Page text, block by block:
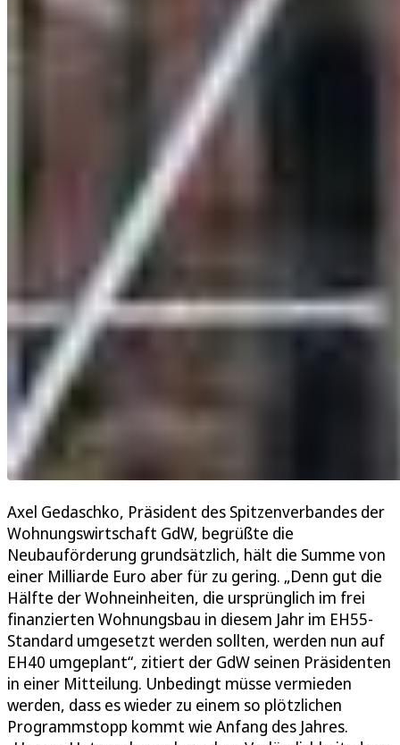
Axel Gedaschko, Präsident des Spitzenverbandes der
Wohnungswirtschaft GdW, begrüßte die
Neubauförderung grundsätzlich, hält die Summe von
einer Milliarde Euro aber für zu gering. „Denn gut die
Hälfte der Wohneinheiten, die ursprünglich im frei
finanzierten Wohnungsbau in diesem Jahr im EH55-
Standard umgesetzt werden sollten, werden nun auf
EH40 umgeplant“, zitiert der GdW seinen Präsidenten
in einer Mitteilung. Unbedingt müsse vermieden
werden, dass es wieder zu einem so plötzlichen
Programmstopp kommt wie Anfang des Jahres.